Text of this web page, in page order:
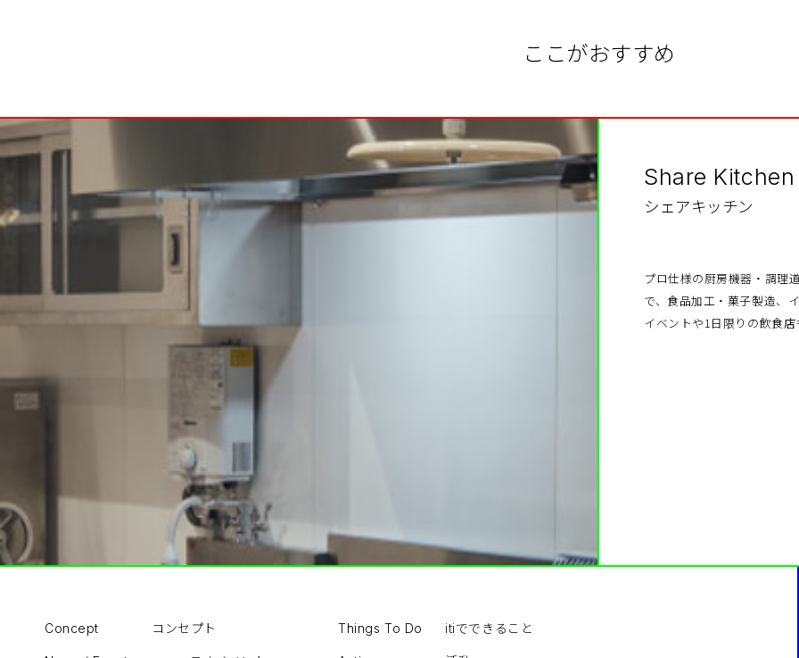
ここがおすすめ
Share Kitchen
シェアキッチン
プロ仕様の厨房機器・調理
で、食品加工・菓子製造、
イベントや1日限りの飲食店
Concept コンセプト Things To Do itiでできること